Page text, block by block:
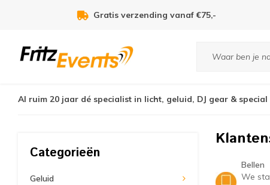
Gratis verzending vanaf €75,-
Al ruim 20 jaar dé specialist in licht, geluid, DJ gear & special
Categorieën
Geluid
Bellen
We